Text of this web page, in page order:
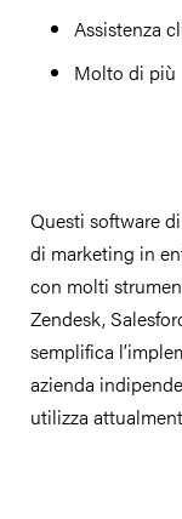
Assistenza
Molto di più
Questi software
di marketing in
con molti
Zendesk,
semplifica
azienda
utilizza